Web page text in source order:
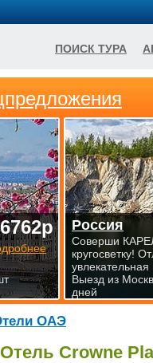
ОАЭ
Отель Crowne
Россия
Соверши
кругосветку!
увлекательная
Выезд из
дней
ПОИСК ТУРА